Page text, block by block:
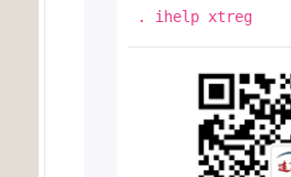
. ihelp xtreg